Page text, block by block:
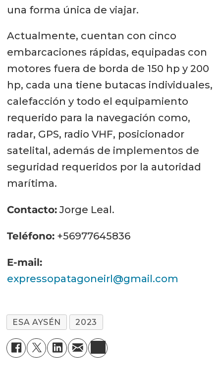
una forma única de viajar.
Actualmente, cuentan con cinco
embarcaciones rápidas, equipadas con
motores fuera de borda de 150 hp y 200
hp, cada una tiene butacas individuales,
calefacción y todo el equipamiento
requerido para la navegación como,
radar, GPS, radio VHF, posicionador
satelital, además de implementos de
seguridad requeridos por la autoridad
marítima.
Contacto:Jorge Leal.
Teléfono:+56977645836
E-mail:
expressopatagoneirl@gmail.com
ESA AYSÉN 2023